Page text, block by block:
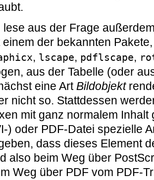
lese aus der Frage
einem der bekannten
, lscape, pdflscape,
aus der Tabelle (oder
eine ArtBildobjekt
nicht so. Stattdessen
mit ganz normalem
) oder PDF-Datei spezielle
dass dieses Element
also beim Weg über
Weg über PDF vom PDF-